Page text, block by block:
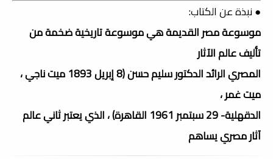
● نبذة عن الكتاب:
موسوعة مصر القديمة هي موسوعة تاريخية ضخمة من
تأليف عالم الآثار
المصري الرائد الدكتور سليم حسن (8 إبريل 1893 ميت ناجي ،
ميت غمر ،
الدقهلية- 29 سبتمبر 1961 القاهرة) ، الذي يعتبر ثاني عالم
آثار مصري يساهم